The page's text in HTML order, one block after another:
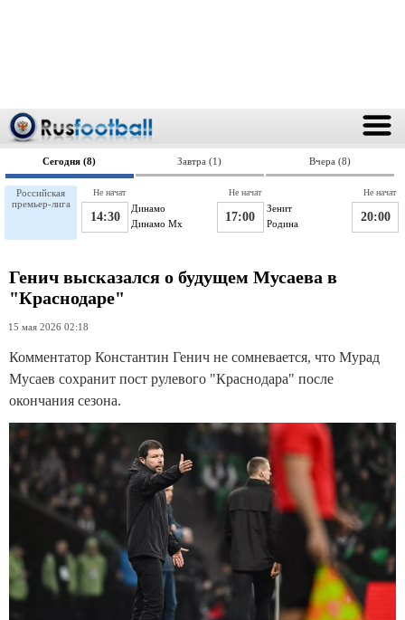
Сегодня (8) Завтра (1) Вчера (8)
Российская
премьер-лига
Динамо
14:30 Динамо Мх
Не начат
Зенит
17:00 Родина
Не начат
20:00
Не начат
Генич высказался о будущем Мусаева в
"Краснодаре"
15 мая 2026 02:18
Комментатор Константин Генич не сомневается, что Мурад
Мусаев сохранит пост рулевого "Краснодара" после
окончания сезона.